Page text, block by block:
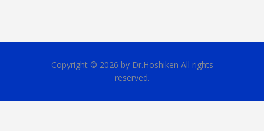
Copyright © 2026 by Dr.Hoshiken All rights
reserved.